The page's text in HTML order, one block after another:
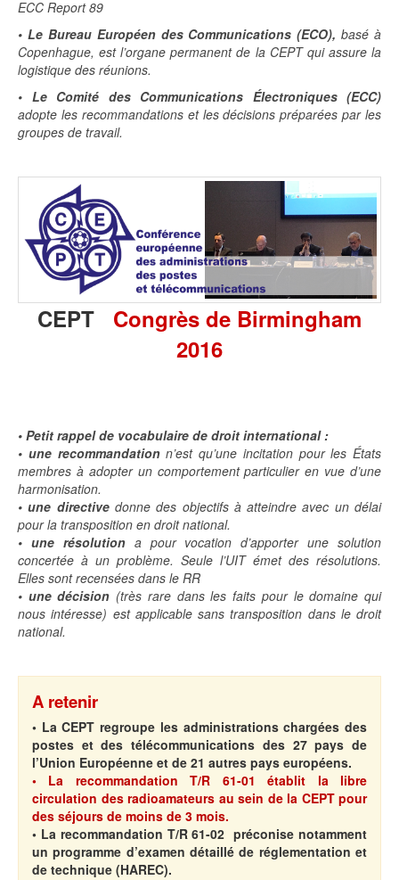
ECC Report 89
• Le Bureau Européen des Communications (ECO), basé à
Copenhague, est l’organe permanent de la CEPT qui assure la
logistique des réunions.
• Le Comité des Communications Électroniques (ECC)
adopte les recommandations et les décisions préparées par les
groupes de travail.
CEPT Congrès de Birmingham
2016
• Petit rappel de vocabulaire de droit international :
• une recommandationn’est qu’une incitation pour les États
membres à adopter un comportement particulier en vue d’une
harmonisation.
• une directivedonne des objectifs à atteindre avec un délai
pour la transposition en droit national.
• une résolutiona pour vocation d’apporter une solution
concertée à un problème. Seule l’UIT émet des résolutions.
Elles sont recensées dans le RR
• une décision (très rare dans les faits pour le domaine qui
nous intéresse) est applicable sans transposition dans le droit
national.
A retenir
• La CEPTregroupe les administrations chargées des
postes et des télécommunications des 27 pays de
l’Union Européenne et de 21 autres pays européens.
• La recommandation T/R 61-01 établit la libre
circulation des radioamateurs au sein de la CEPT pour
des séjours de moins de 3 mois.
• La recommandation T/R 61-02 préconise notamment
un programme d’examen détaillé de réglementation et
de technique (HAREC).